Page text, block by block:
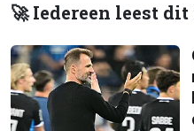
🚀 Iedereen leest dit